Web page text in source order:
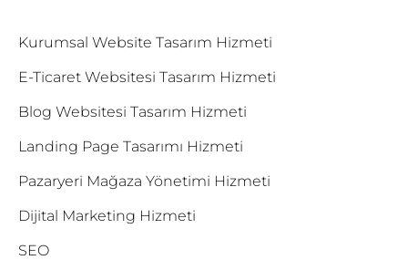
Kurumsal Website Tasarım Hizmeti
E-Ticaret Websitesi Tasarım Hizmeti
Blog Websitesi Tasarım Hizmeti
Landing Page Tasarımı Hizmeti
Pazaryeri Mağaza Yönetimi Hizmeti
Dijital Marketing Hizmeti
SEO